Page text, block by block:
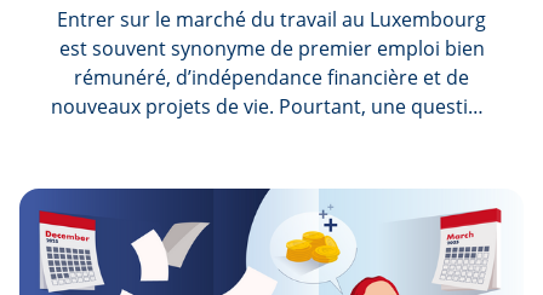
Entrer sur le marché du travail au Luxembourg
est souvent synonyme de premier emploi bien
rémunéré, d’indépendance financière et de
nouveaux projets de vie. Pourtant, une question
n’est pas obligatoire ? » La réponse est simple :
dans la majorité des cas, oui — car c’est souvent
financièrement avantageux. Découvrez
pourquoi dans cet article.